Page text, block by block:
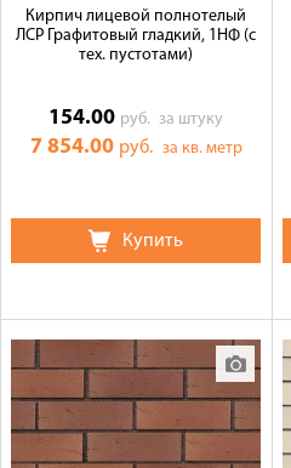
Кирпич лицевой полнотелый
ЛСР Графитовый гладкий, 1НФ (с
тех. пустотами)
154.00 руб.за штуку
7 854.00 руб. за кв. метр
Купить